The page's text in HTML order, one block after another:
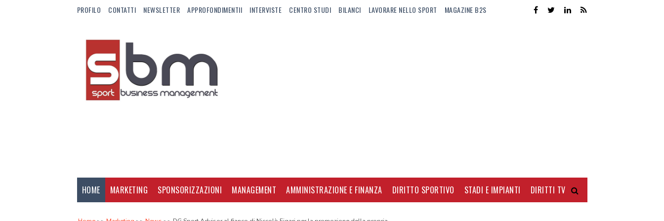
PROFILO CONTATTI NEWSLETTER APPROFONDIMENTII INTERVISTE CENTRO STUDI BILANCI LAVORARE NELLO SPORT MAGAZINE B2S
HOME MARKETING SPONSORIZZAZIONI MANAGEMENT AMMINISTRAZIONE E FINANZA DIRITTO SPORTIVO STADI E IMPIANTI DIRITTI TV